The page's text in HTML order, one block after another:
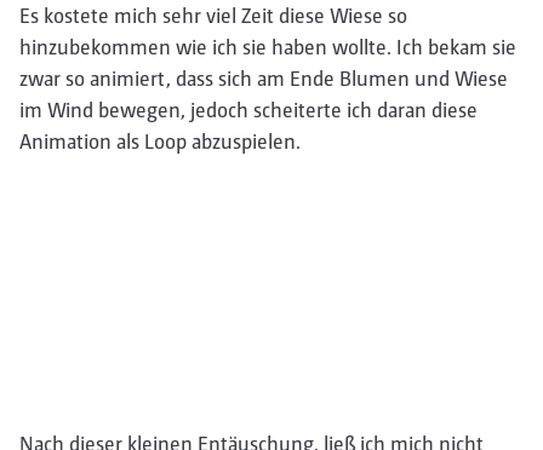
Es kostete mich sehr viel Zeit diese Wiese so
hinzubekommen wie ich sie haben wollte. Ich bekam sie
zwar so animiert, dass sich am Ende Blumen und Wiese
im Wind bewegen, jedoch scheiterte ich daran diese
Animation als Loop abzuspielen.
Nach dieser kleinen Entäuschung, ließ ich mich nicht